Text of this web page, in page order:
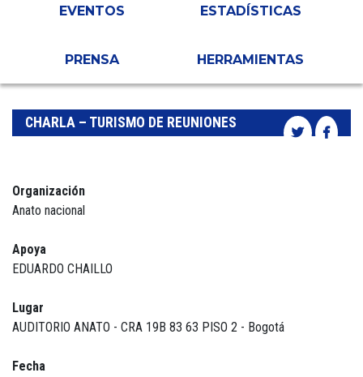
EVENTOS ESTADÍSTICAS
PRENSA HERRAMIENTAS
CHARLA – TURISMO DE REUNIONES
Organización
Anato nacional
Apoya
EDUARDO CHAILLO
Lugar
AUDITORIO ANATO - CRA 19B 83 63 PISO 2 - Bogotá
Fecha